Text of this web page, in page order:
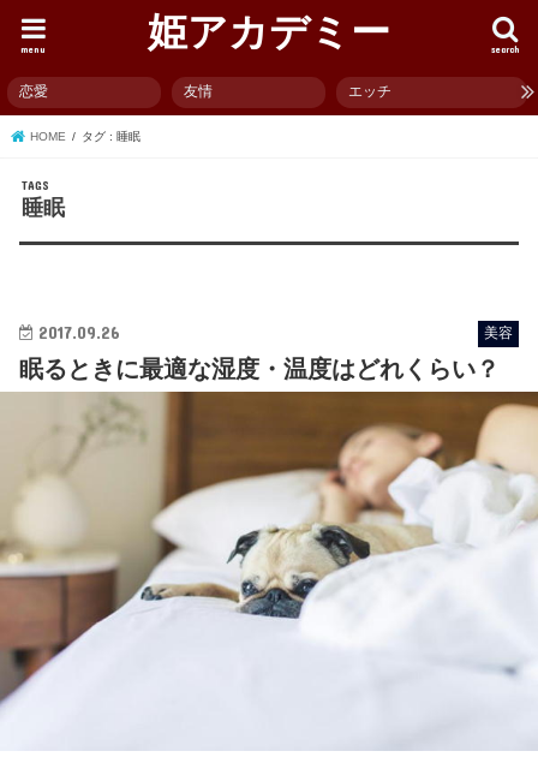
姫アカデミー search
menu
恋愛 友情 エッチ
HOME タグ : 睡眠
睡眠
2017.09.26 美容
眠るときに最適な湿度・温度はどれくらい？